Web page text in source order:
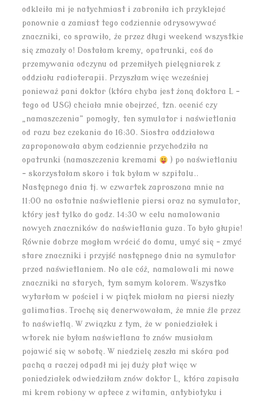
odkleiła mi je natychmiast i zabroniła ich przyklejać
ponownie a zamiast tego codziennie odrysowywać
znaczniki, co sprawiło, że przez długi weekend wszystkie
się zmazały o! Dostałam kremy, opatrunki, coś do
przemywania odczynu od przemiłych pielęgniarek z
oddziału radioterapii. Przyszłam więc wcześniej
ponieważ pani doktor (która chyba jest żoną doktora L –
tego od USG) chciała mnie obejrzeć, tzn. ocenić czy
„namaszczenia” pomogły, ten symulator i naświetlania
od razu bez czekania do 16:30. Siostra oddziałowa
zaproponowała abym codziennie przychodziła na
opatrunki (namaszczenia kremami
) po naświetlaniu
– skorzystałam skoro i tak byłam w szpitalu..
Następnego dnia tj. w czwartek zaproszona mnie na
11:00 na ostatnie naświetlenie piersi oraz na symulator,
który jest tylko do godz. 14:30 w celu namalowania
nowych znaczników do naświetlania guza. To było głupie!
Równie dobrze mogłam wrócić do domu, umyć się – zmyć
stare znaczniki i przyjść następnego dnia na symulator
przed naświetlaniem. No ale cóż, namalowali mi nowe
znaczniki na starych, tym samym kolorem. Wszystko
wytarłam w pościel i w piątek miałam na piersi niezły
galimatias. Trochę się denerwowałam, że mnie źle przez
to naświetlą. W związku z tym, że w poniedziałek i
wtorek nie byłam naświetlana to znów musiałam
pojawić się w sobotę. W niedzielę zeszła mi skóra pod
pachą a raczej odpadł mi jej duży płat więc w
poniedziałek odwiedziłam znów doktor L, która zapisała
mi krem robiony w aptece z witamin, antybiotyku i